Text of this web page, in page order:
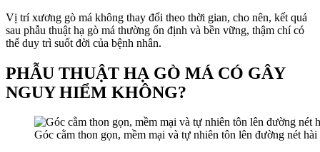
Vị trí xương gò má không thay đổi theo thời gian, cho nên, kết quả
sau phẫu thuật hạ gò má thường ổn định và bền vững, thậm chí có
thể duy trì suốt đời của bệnh nhân.
PHẪU THUẬT HẠ GÒ MÁ CÓ GÂY
NGUY HIỂM KHÔNG?
Góc cằm thon gọn, mềm mại và tự nhiên tôn lên đường nét